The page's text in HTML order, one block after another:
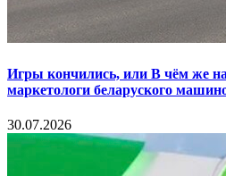
Игры кончились, или В чём же
маркетологи беларуского
30.07.2026